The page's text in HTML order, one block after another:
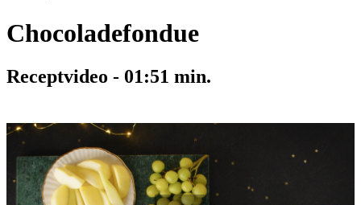
Chocoladefondue
Receptvideo - 01:51 min.